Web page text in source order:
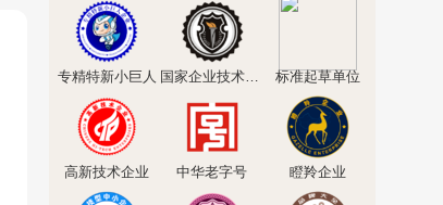
专精特新小巨人 国家企业技术中心 标准起草单位
高新技术企业 中华老字号 瞪羚企业